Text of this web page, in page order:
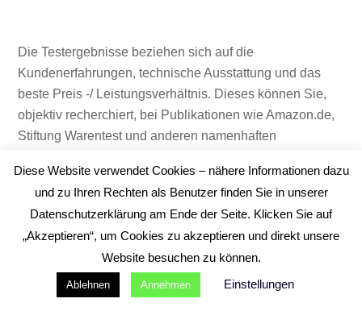
Die Testergebnisse beziehen sich auf die
Kundenerfahrungen, technische Ausstattung und das
beste Preis -/ Leistungsverhältnis. Dieses können Sie,
objektiv recherchiert, bei Publikationen wie Amazon.de,
Stiftung Warentest und anderen namenhaften
und Ergebnisse, als andere Testsieger Modelle auftreten.
Alle Angaben sind ohne Gewähr.
Bildrechte: ©istockphoto.com: Andrei Naumenka;
Die Preise können sich mehrmals am Tag ändern und gegebenfalls höher
Diese Website verwendet Cookies – nähere Informationen dazu
und zu Ihren Rechten als Benutzer finden Sie in unserer
Datenschutzerklärung am Ende der Seite. Klicken Sie auf
„Akzeptieren“, um Cookies zu akzeptieren und direkt unsere
Website besuchen zu können.
Ablehnen Annehmen Einstellungen